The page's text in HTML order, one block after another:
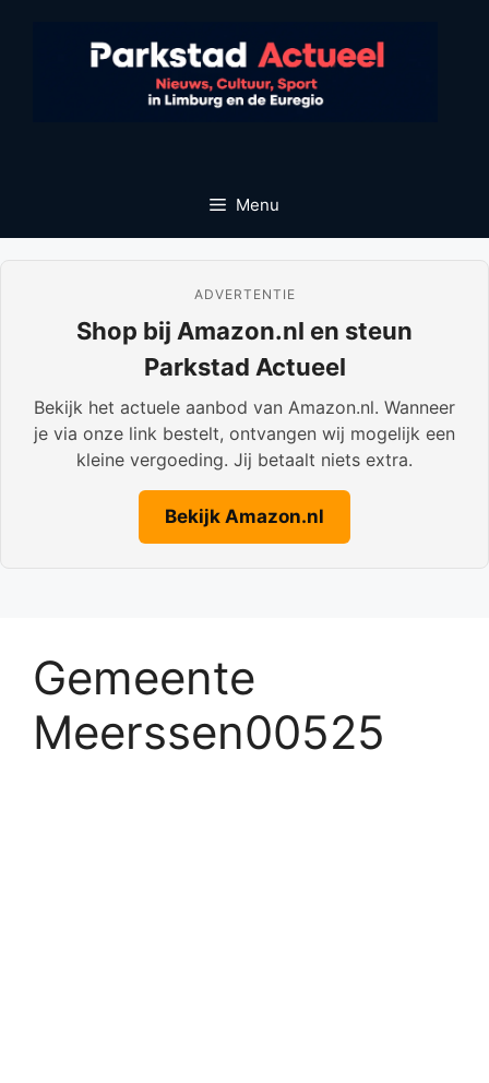
Menu
ADVERTENTIE
Shop bij Amazon.nl en steun
Parkstad Actueel
Bekijk het actuele aanbod van Amazon.nl. Wanneer
je via onze link bestelt, ontvangen wij mogelijk een
kleine vergoeding. Jij betaalt niets extra.
Bekijk Amazon.nl
Gemeente
Meerssen00525